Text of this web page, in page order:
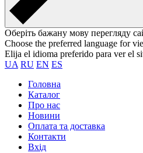
Оберіть бажану мову перегляду
Choose the preferred language for
Elija el idioma preferido para ver el
UA RU EN ES
Головна
Каталог
Про нас
Новини
Оплата та доставка
Контакти
Вхiд